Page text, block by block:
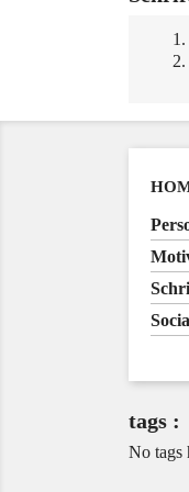
tags :
No tags